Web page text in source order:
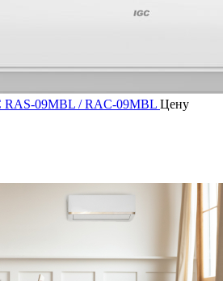
RAS-09MBL / RAC-09MBL Цену